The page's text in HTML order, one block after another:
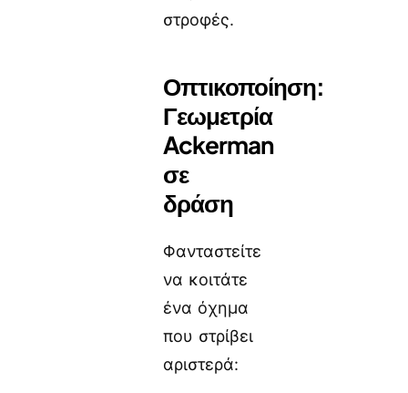
στροφές.
Οπτικοποίηση:
Γεωμετρία
Ackerman
σε
δράση
Φανταστείτε
να κοιτάτε
ένα όχημα
που στρίβει
αριστερά: